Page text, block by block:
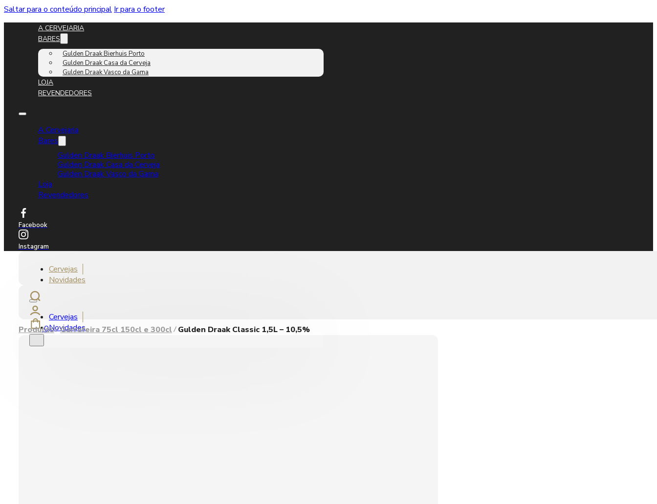
Saltar para o conteúdo principal Ir para o footer
A CERVEJARIA
BARES
Gulden Draak Bierhuis Porto
Gulden Draak Casa da Cerveja
Gulden Draak Vasco da Gama
LOJA
REVENDEDORES
A Cervejaria
Bares
Gulden Draak Bierhuis Porto
Gulden Draak Casa da Cerveja
Gulden Draak Vasco da Gama
Loja
Revendedores
Facebook
Instagram
Cervejas
Novidades
Cervejas
Novidades
0
Produtos Garrafeira 75cl 150cl e 300cl Gulden Draak Classic 1,5L – 10,5%